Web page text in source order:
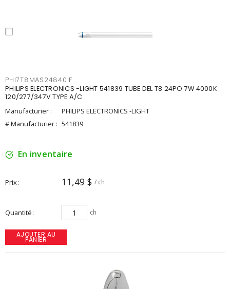
PHI7T8MAS24840IF
PHILIPS ELECTRONICS -LIGHT 541839 TUBE DEL T8 24PO 7W 4000K
120/277/347V TYPE A/C
Manufacturier :
PHILIPS ELECTRONICS -LIGHT
# Manufacturier : 541839
En inventaire
Prix 11,49 $ / ch
Quantité ch
AJOUTER AU
PANIER